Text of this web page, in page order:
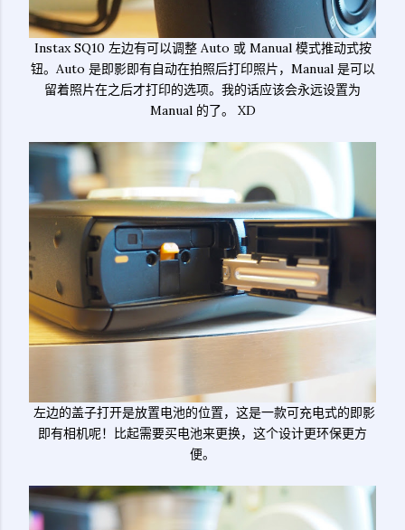
Instax SQ10 左边有可以调整 Auto 或 Manual 模式推动式按
钮。Auto 是即影即有自动在拍照后打印照片，Manual 是可以
留着照片在之后才打印的选项。我的话应该会永远设置为
Manual 的了。 XD
左边的盖子打开是放置电池的位置，这是一款可充电式的即影
即有相机呢！比起需要买电池来更换，这个设计更环保更方
便。